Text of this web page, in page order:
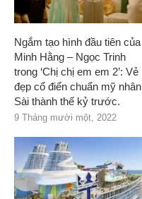
Ngắm tạo hình đầu tiên của
Minh Hằng – Ngọc Trinh
trong ‘Chị chị em em 2’: Vẻ
đẹp cổ điển chuẩn mỹ nhân
Sài thành thế kỷ trước.
9 Tháng mười một, 2022